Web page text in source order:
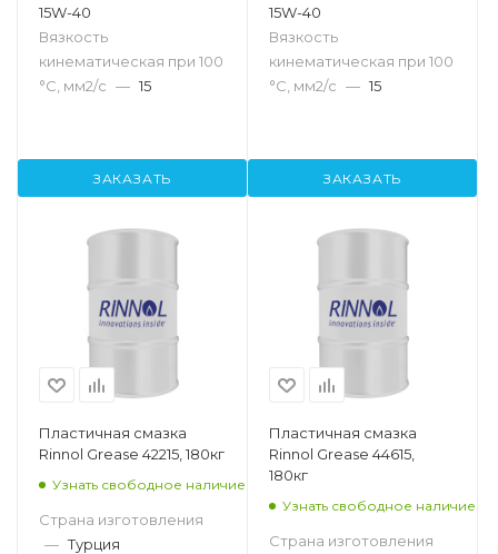
15W-40
Вязкость
кинематическая при 100
°С, мм2/с — 15
ЗАКАЗАТЬ
15W-40
Вязкость
кинематическая при 100
°С, мм2/с — 15
ЗАКАЗАТЬ
Пластичная смазка
Rinnol Grease 42215, 180кг
Узнать свободное наличие
Страна изготовления
— Турция
Пластичная смазка
Rinnol Grease 44615,
180кг
Узнать свободное наличие
Страна изготовления